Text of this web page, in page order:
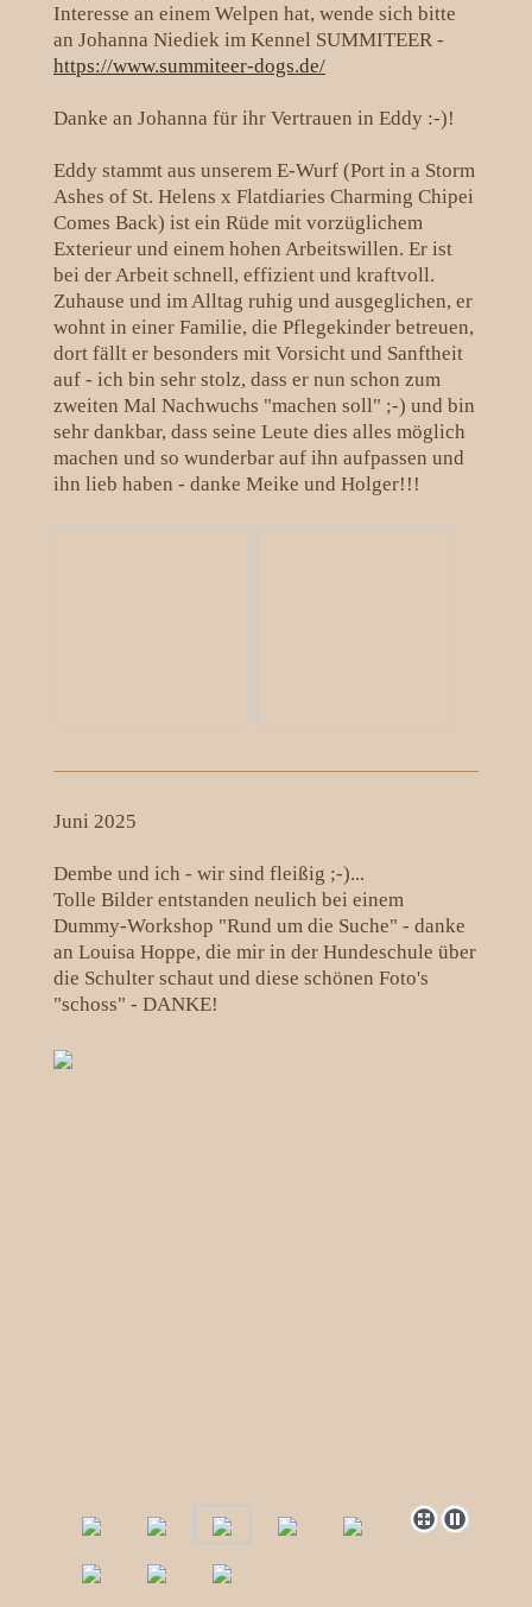
Interesse an einem Welpen hat, wende sich bitte
an Johanna Niediek im Kennel SUMMITEER -
https://www.summiteer-dogs.de/
Danke an Johanna für ihr Vertrauen in Eddy :-)!
Eddy stammt aus unserem E-Wurf (Port in a Storm
Ashes of St. Helens x Flatdiaries Charming Chipei
Comes Back) ist ein Rüde mit vorzüglichem
Exterieur und einem hohen Arbeitswillen. Er ist
bei der Arbeit schnell, effizient und kraftvoll.
Zuhause und im Alltag ruhig und ausgeglichen, er
wohnt in einer Familie, die Pflegekinder betreuen,
dort fällt er besonders mit Vorsicht und Sanftheit
auf - ich bin sehr stolz, dass er nun schon zum
zweiten Mal Nachwuchs "machen soll" ;-) und bin
sehr dankbar, dass seine Leute dies alles möglich
machen und so wunderbar auf ihn aufpassen und
ihn lieb haben - danke Meike und Holger!!!
Juni 2025
Dembe und ich - wir sind fleißig ;-)...
Tolle Bilder entstanden neulich bei einem
Dummy-Workshop "Rund um die Suche" - danke
an Louisa Hoppe, die mir in der Hundeschule über
die Schulter schaut und diese schönen Foto's
"schoss" - DANKE!